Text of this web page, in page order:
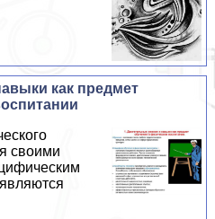
как предмет
своими